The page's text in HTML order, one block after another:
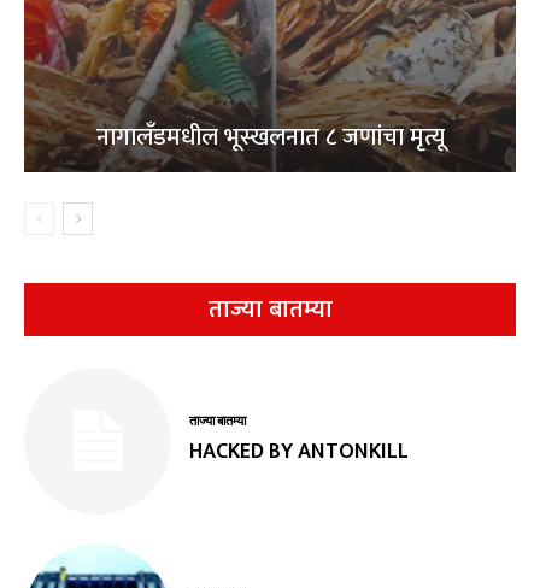
नागालँडमधील भूस्खलनात ८ जणांचा मृत्यू
ताज्या बातम्या
ताज्या बातम्या
HACKED BY ANTONKILL